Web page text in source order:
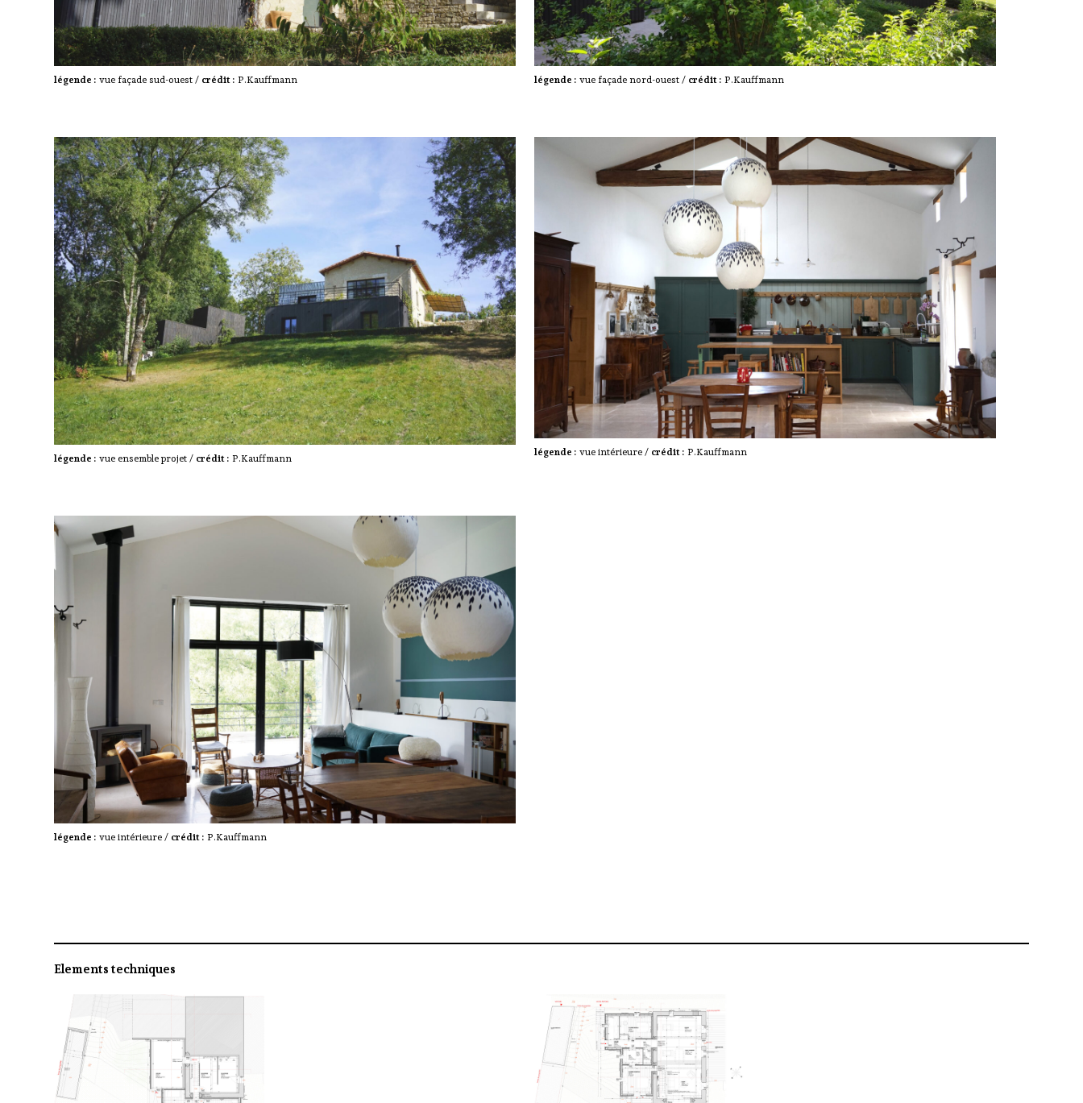
légende : vue façade sud-ouest / crédit : P.Kauffmann légende : vue façade nord-ouest / crédit : P.Kauffmann
légende : vue ensemble projet / crédit : P.Kauffmann
légende : vue intérieure / crédit : P.Kauffmann
légende : vue intérieure / crédit : P.Kauffmann
Elements techniques